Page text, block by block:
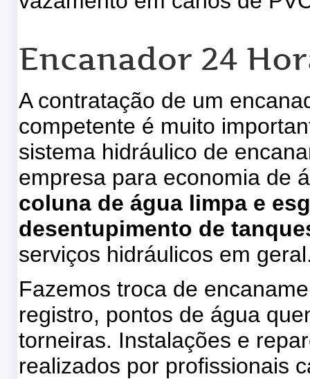
Encanador 24
A contratação de um
competente é muito
sistema hidráulico de
empresa para economia de
coluna de água limpa e
desentupimento de
serviços hidráulicos em
Fazemos troca de
registro, pontos de água
torneiras. Instalações e
realizados por profissionais